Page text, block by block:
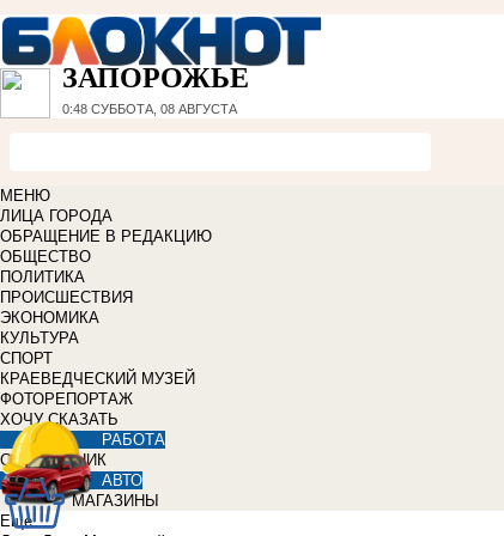
ЗАПОРОЖЬЕ
0:48 СУББОТА, 08 АВГУСТА
МЕНЮ
ЛИЦА ГОРОДА
ОБРАЩЕНИЕ В РЕДАКЦИЮ
ОБЩЕСТВО
ПОЛИТИКА
ПРОИСШЕСТВИЯ
ЭКОНОМИКА
КУЛЬТУРА
СПОРТ
КРАЕВЕДЧЕСКИЙ МУЗЕЙ
ФОТОРЕПОРТАЖ
ХОЧУ СКАЗАТЬ
РАБОТА
СПРАВОЧНИК
АВТО
МАГАЗИНЫ
Еще